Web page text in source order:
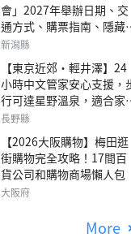
會」2027年舉辦日期、交
通方式、購票指南、隱藏
賞地點
新潟縣
【東京近郊・輕井澤】24
小時中文管家安心支援，
行可達星野溫泉，適合家
旅行、三代同遊與紀念日的
澤森四季VILLA」
長野縣
【2026大阪購物】梅田逛
街購物完全攻略！17間百
貨公司和購物商場懶人包
大阪府
More